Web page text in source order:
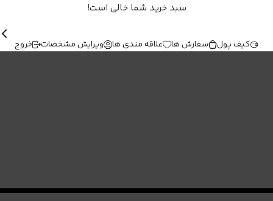
سبد خرید شما خالی است!
کیف پول سفارش ها علاقه مندی ها ویرایش مشخصات خروج